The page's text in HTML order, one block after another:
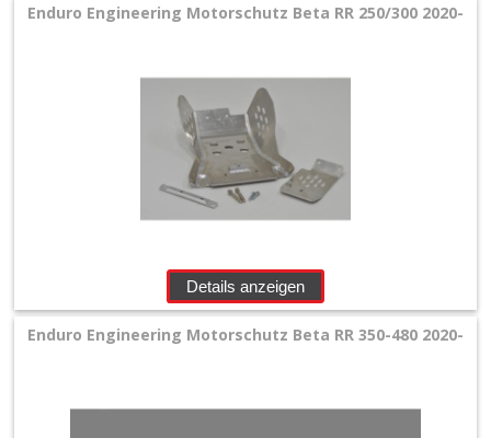
Enduro Engineering Motorschutz Beta RR 250/300 2020-
Details anzeigen
Enduro Engineering Motorschutz Beta RR 350-480 2020-